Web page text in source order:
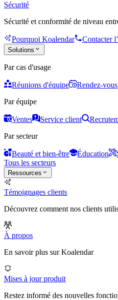
Sécurité
Sécurité et conformité de niveau
Pourquoi Koalendar Contacter
Solutions
Par cas d'usage
Réunions d'équipe Rendez-vous
Par équipe
Ventes Service client
Par secteur
Beauté et bien-être Éducation
Tous les secteurs
Ressources
Témoignages clients
Découvrez comment nos clients
À propos
En savoir plus sur Koalendar
Mises à jour produit
Restez informé des nouvelles